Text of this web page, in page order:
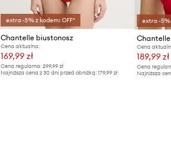
extra -5% z kodem: OFF*
Chantelle biustonosz
Cena aktualna:
169,99 zł
Cena regularna: 299,99 zł
Najniższa cena z 30 dni przed obniżką: 179,99 zł
extra -5%
Cena
189,99 zł
Cena
Najniższa